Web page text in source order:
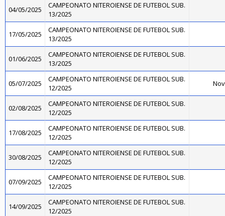
04/05/2025
CAMPEONATO NITEROIENSE DE FUTEBOL SUB.
13/2025
17/05/2025
CAMPEONATO NITEROIENSE DE FUTEBOL SUB.
13/2025
01/06/2025
CAMPEONATO NITEROIENSE DE FUTEBOL SUB.
13/2025
05/07/2025
CAMPEONATO NITEROIENSE DE FUTEBOL SUB.
12/2025
02/08/2025
CAMPEONATO NITEROIENSE DE FUTEBOL SUB.
12/2025
17/08/2025
CAMPEONATO NITEROIENSE DE FUTEBOL SUB.
12/2025
30/08/2025
CAMPEONATO NITEROIENSE DE FUTEBOL SUB.
12/2025
07/09/2025
CAMPEONATO NITEROIENSE DE FUTEBOL SUB.
12/2025
14/09/2025
CAMPEONATO NITEROIENSE DE FUTEBOL SUB.
12/2025